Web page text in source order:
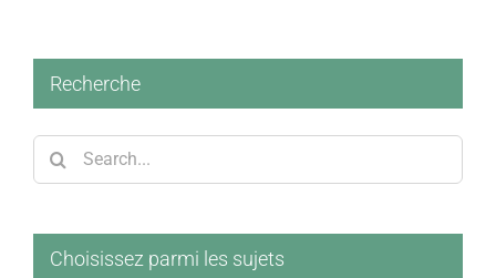
Recherche
Search
for:
Choisissez parmi les sujets